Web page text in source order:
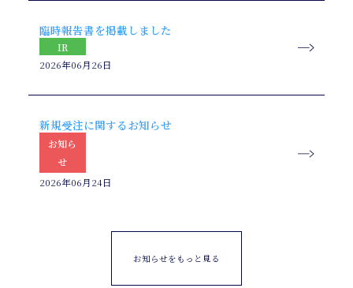
2026年06月26日
IR
臨時報告書を掲載しました
2026年06月24日
お知ら
せ
新規受注に関するお知らせ
お知らせをもっと見る